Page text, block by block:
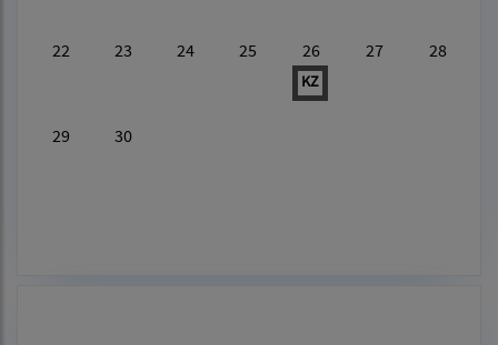
22 23 24 25 26
KZ
27 28
29 30